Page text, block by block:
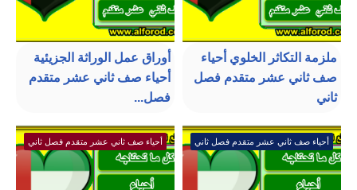
ملزمة التكاثر الخلوي أحياء
صف ثاني عشر متقدم فصل
ثاني
أوراق عمل الوراثة الجزيئية
أحياء صف ثاني عشر متقدم
فصل...
أحياء صف ثاني عشر متقدم فصل ثاني أحياء صف ثاني عشر متقدم فصل ثاني